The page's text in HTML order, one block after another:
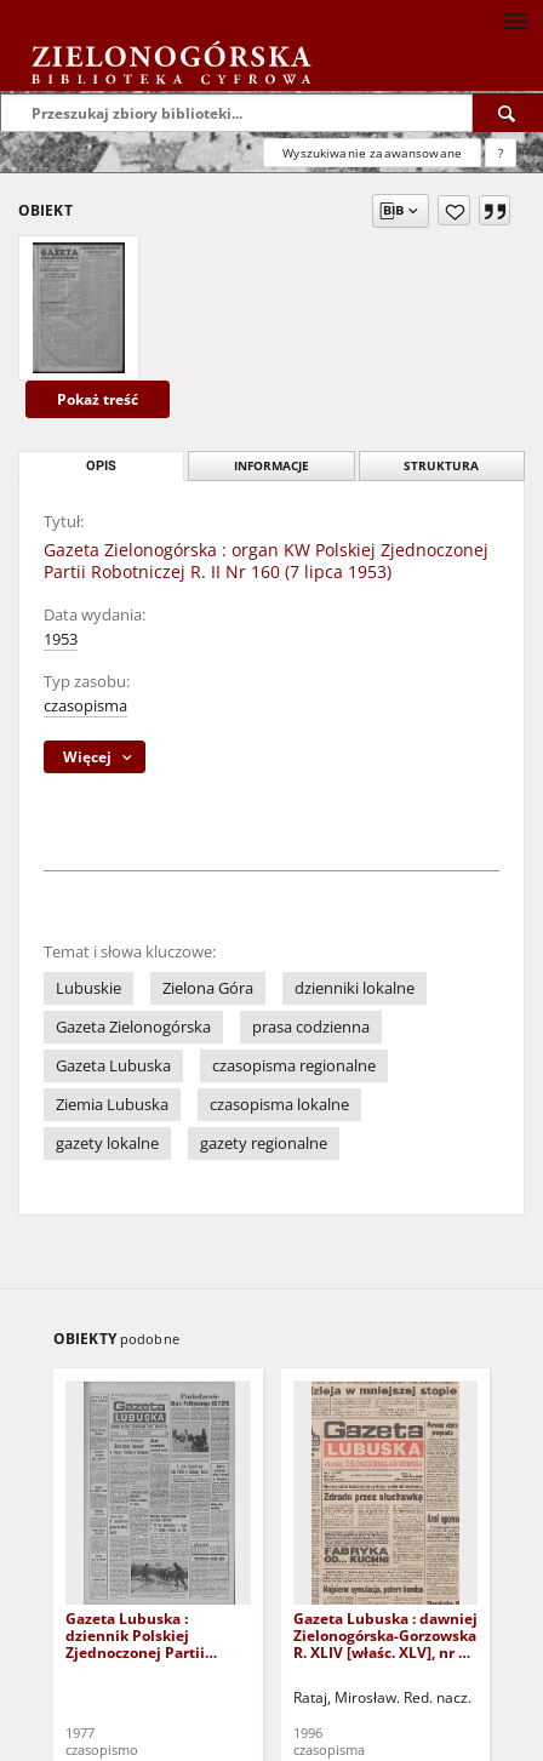
Wyszukiwanie zaawansowane ?
OBIEKT
Pokaż treść
OPIS INFORMACJE STRUKTURA
Tytuł:
Gazeta Zielonogórska : organ KW Polskiej Zjednoczonej
Partii Robotniczej R. II Nr 160 (7 lipca 1953)
Data wydania:
1953
Typ zasobu:
czasopisma
Więcej
Temat i słowa kluczowe:
Lubuskie
Zielona Góra
dzienniki lokalne
Gazeta Zielonogórska
prasa codzienna
Gazeta Lubuska
czasopisma regionalne
Ziemia Lubuska
czasopisma lokalne
gazety lokalne
gazety regionalne
OBIEKTY podobne
Gazeta Lubuska :
dziennik Polskiej
Zjednoczonej Partii
1977
czasopismo
Gazeta Lubuska : dawniej
Zielonogórska-Gorzowska
R. XLIV [właśc. XLV], nr 52
Rataj, Mirosław. Red. nacz.
1996
czasopisma